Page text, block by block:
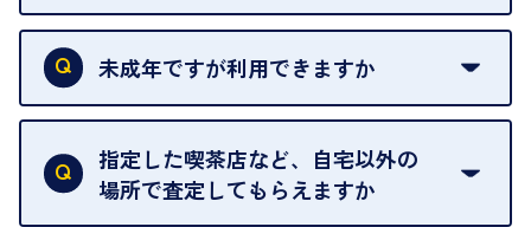
本人確認書類をご用意ください。ご利用になれる書
類はこちらをご確認ください。
未成年ですが利用できますか
18歳未満の方は、保護者の同意があってもご利用い
ただけません。
指定した喫茶店など、自宅以外の
場所で査定してもらえますか